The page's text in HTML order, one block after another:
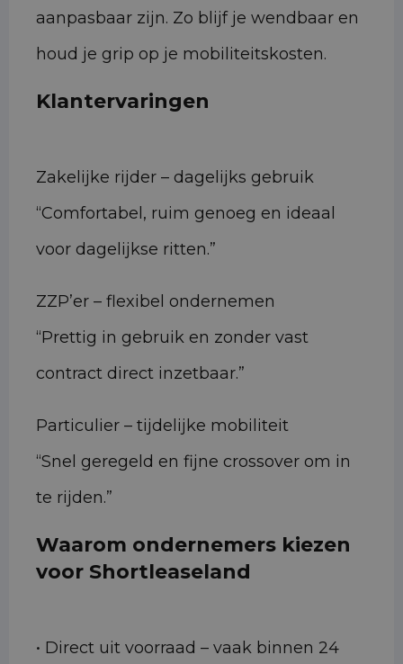
aanpasbaar zijn. Zo blijf je wendbaar en
houd je grip op je mobiliteitskosten.
Klantervaringen
Zakelijke rijder – dagelijks gebruik
“Comfortabel, ruim genoeg en ideaal
voor dagelijkse ritten.”
ZZP’er – flexibel ondernemen
“Prettig in gebruik en zonder vast
contract direct inzetbaar.”
Particulier – tijdelijke mobiliteit
“Snel geregeld en fijne crossover om in
te rijden.”
Waarom ondernemers kiezen
voor Shortleaseland
• Direct uit voorraad – vaak binnen 24